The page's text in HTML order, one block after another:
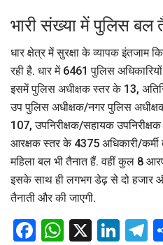
भारी संख्या में पुलिस बल
धार क्षेत्र में सुरक्षा के व्यापक इंतजाम
रही है. धार में 6461 पुलिस
इसमें पुलिस अधीक्षक स्तर के 13,
उप पुलिस अधीक्षक/नगर पुलिस
107, उपनिरीक्षक/सहायक
आरक्षक स्तर के 4375 अधिकारी/
महिला बल भी तैनात हैं. वहीं कुल 8
इसके साथ ही लगभग डेढ़ से दो हजार
तैनाती और की जाएगी.
Facebook
X